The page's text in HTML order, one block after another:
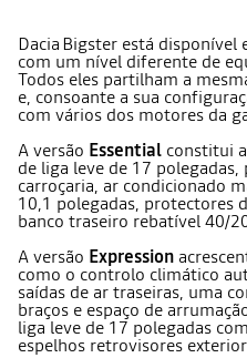
Dacia Bigster está disponível
com um nível diferente de
Todos eles partilham a
e, consoante a sua
com vários dos motores da
A versão Essential constitui
de liga leve de 17
carroçaria, ar condicionado
10,1 polegadas, protectores
banco traseiro rebatível 40/
A versão Expression
como o controlo climático
saídas de ar traseiras, uma
braços e espaço de
liga leve de 17 polegadas
espelhos retrovisores